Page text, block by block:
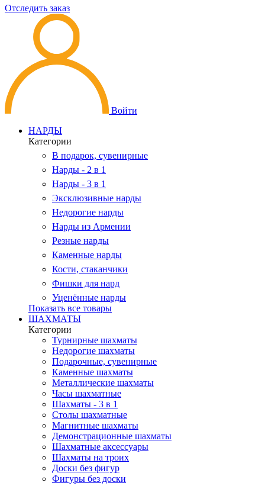
Отследить заказ
Войти
НАРДЫ
Категории
В подарок, сувенирные
Нарды - 2 в 1
Нарды - 3 в 1
Эксклюзивные нарды
Недорогие нарды
Нарды из Армении
Резные нарды
Каменные нарды
Кости, стаканчики
Фишки для нард
Уценённые нарды
Показать все товары
ШАХМАТЫ
Категории
Турнирные шахматы
Недорогие шахматы
Подарочные, сувенирные
Каменные шахматы
Металлические шахматы
Часы шахматные
Шахматы - 3 в 1
Столы шахматные
Магнитные шахматы
Демонстрационные шахматы
Шахматные аксессуары
Шахматы на троих
Доски без фигур
Фигуры без доски